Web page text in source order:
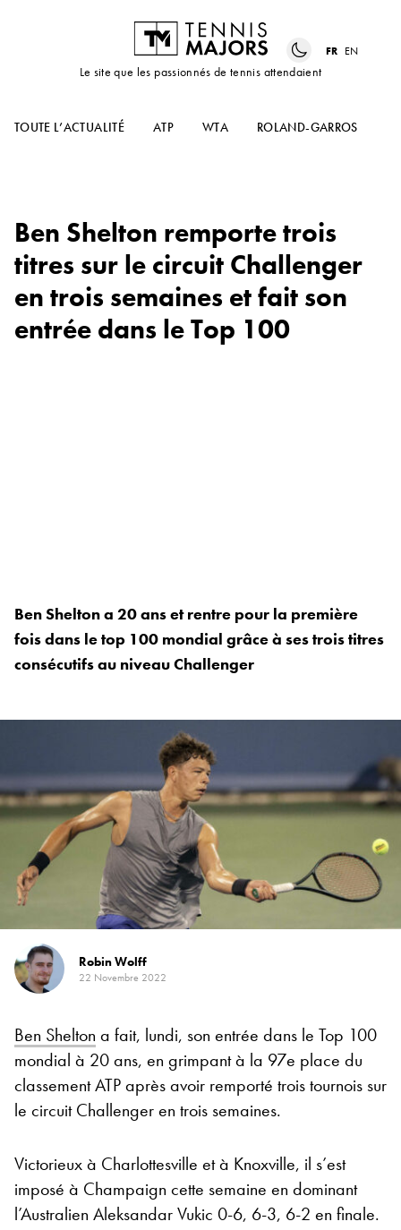
Le site que les passionnés de tennis attendaient
FR EN
TOUTE L’ACTUALITÉ ATP WTA ROLAND-GARROS
Ben Shelton remporte trois
titres sur le circuit Challenger
en trois semaines et fait son
entrée dans le Top 100
Ben Shelton a 20 ans et rentre pour la première
fois dans le top 100 mondial grâce à ses trois titres
consécutifs au niveau Challenger
Robin Wolff
22 Novembre 2022
Ben Shelton a fait, lundi, son entrée dans le Top 100
mondial à 20 ans, en grimpant à la 97e place du
classement ATP après avoir remporté trois tournois sur
le circuit Challenger en trois semaines.
Victorieux à Charlottesville et à Knoxville, il s’est
imposé à Champaign cette semaine en dominant
l’Australien Aleksandar Vukic 0-6, 6-3, 6-2 en finale.